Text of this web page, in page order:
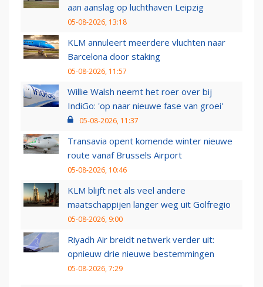
aan aanslag op luchthaven Leipzig
05-08-2026, 13:18
KLM annuleert meerdere vluchten naar
Barcelona door staking
05-08-2026, 11:57
Willie Walsh neemt het roer over bij
IndiGo: 'op naar nieuwe fase van groei'
05-08-2026, 11:37
Transavia opent komende winter nieuwe
route vanaf Brussels Airport
05-08-2026, 10:46
KLM blijft net als veel andere
maatschappijen langer weg uit Golfregio
05-08-2026, 9:00
Riyadh Air breidt netwerk verder uit:
opnieuw drie nieuwe bestemmingen
05-08-2026, 7:29